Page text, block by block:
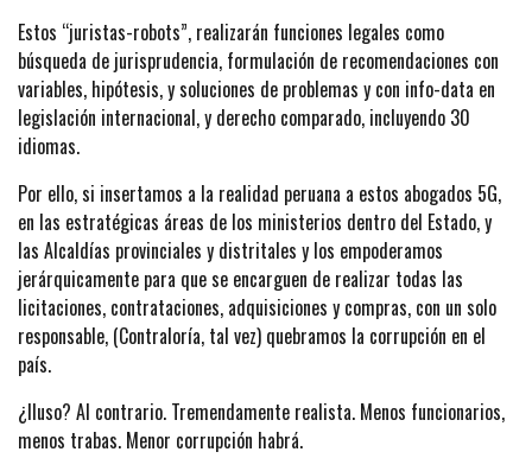
Estos “juristas-robots”, realizarán funciones legales como
búsqueda de jurisprudencia, formulación de recomendaciones con
variables, hipótesis, y soluciones de problemas y con info-data en
legislación internacional, y derecho comparado, incluyendo 30
idiomas.
Por ello, si insertamos a la realidad peruana a estos abogados 5G,
en las estratégicas áreas de los ministerios dentro del Estado, y
las Alcaldías provinciales y distritales y los empoderamos
jerárquicamente para que se encarguen de realizar todas las
licitaciones, contrataciones, adquisiciones y compras, con un solo
responsable, (Contraloría, tal vez) quebramos la corrupción en el
país.
¿Iluso? Al contrario. Tremendamente realista. Menos funcionarios,
menos trabas. Menor corrupción habrá.